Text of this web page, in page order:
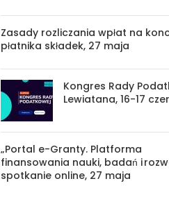
Zasady rozliczania wpłat na
płatnika składek, 27 maja
Kongres Rady
Lewiatana, 16-17
„Portal e-Granty. Platforma
finansowania nauki, badań i
spotkanie online, 27 maja